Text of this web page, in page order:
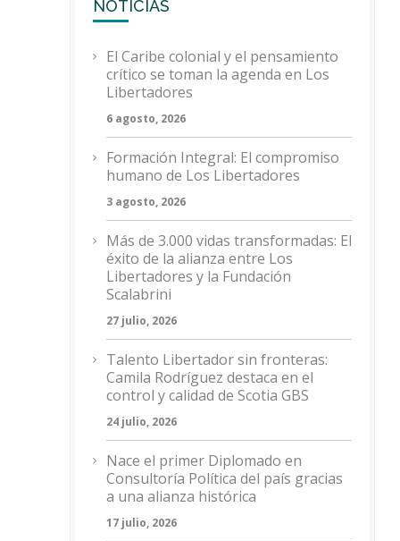
NOTICIAS
El Caribe colonial y el pensamiento
crítico se toman la agenda en Los
Libertadores
6 agosto, 2026
Formación Integral: El compromiso
humano de Los Libertadores
3 agosto, 2026
Más de 3.000 vidas transformadas: El
éxito de la alianza entre Los
Libertadores y la Fundación
Scalabrini
27 julio, 2026
Talento Libertador sin fronteras:
Camila Rodríguez destaca en el
control y calidad de Scotia GBS
24 julio, 2026
Nace el primer Diplomado en
Consultoría Política del país gracias
a una alianza histórica
17 julio, 2026